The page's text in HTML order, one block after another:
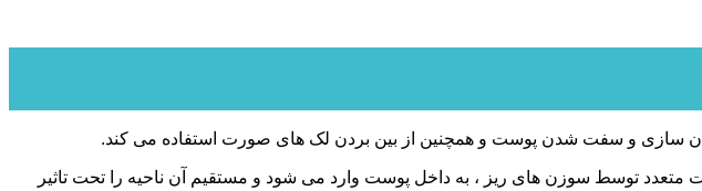
سازی و سفت شدن پوست و همچنین از بین بردن لک های صورت استفاده می کند.
توسط سوزن های ریز ، به داخل پوست وارد می شود و مستقیم آن ناحیه را تحت تاثیر